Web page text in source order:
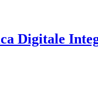
Digitale